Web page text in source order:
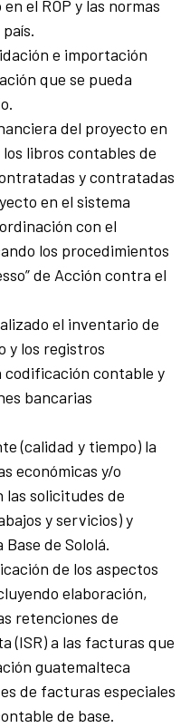
el ROP y las normas
e importación
que se pueda
del proyecto en
libros contables de
y contratadas
en el sistema
con el
los procedimientos
de Acción contra el
el inventario de
y los registros
codificación contable y
bancarias
(calidad y tiempo) la
económicas y/o
las solicitudes de
y servicios) y
de Sololá.
de los aspectos
elaboración,
retenciones de
(ISR) a las facturas que
guatemalteca
de facturas especiales
de base.